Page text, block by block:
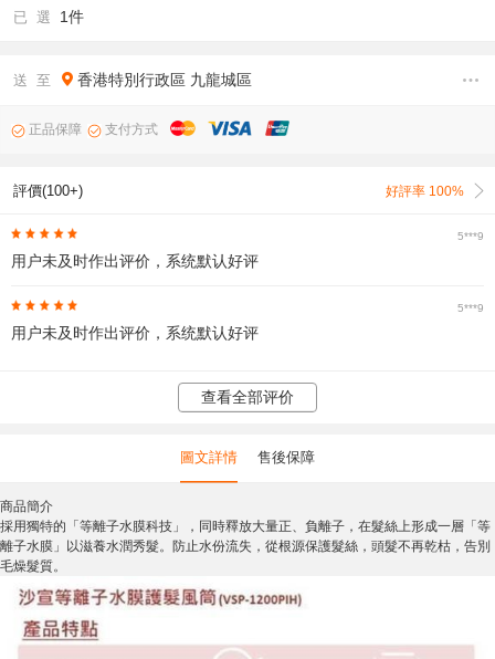
已 選 1件
送 至 香港特別行政區 九龍城區
正品保障 支付方式
評價(100+) 好評率 100%
5***9
用户未及时作出评价，系统默认好评
5***9
用户未及时作出评价，系统默认好评
查看全部评价
圖文詳情 售後保障
商品簡介
採用獨特的「等離子水膜科技」，同時釋放大量正、負離子，在髮絲上形成一層「等
離子水膜」以滋養水潤秀髮。防止水份流失，從根源保護髮絲，頭髮不再乾枯，告別
毛燥髮質。